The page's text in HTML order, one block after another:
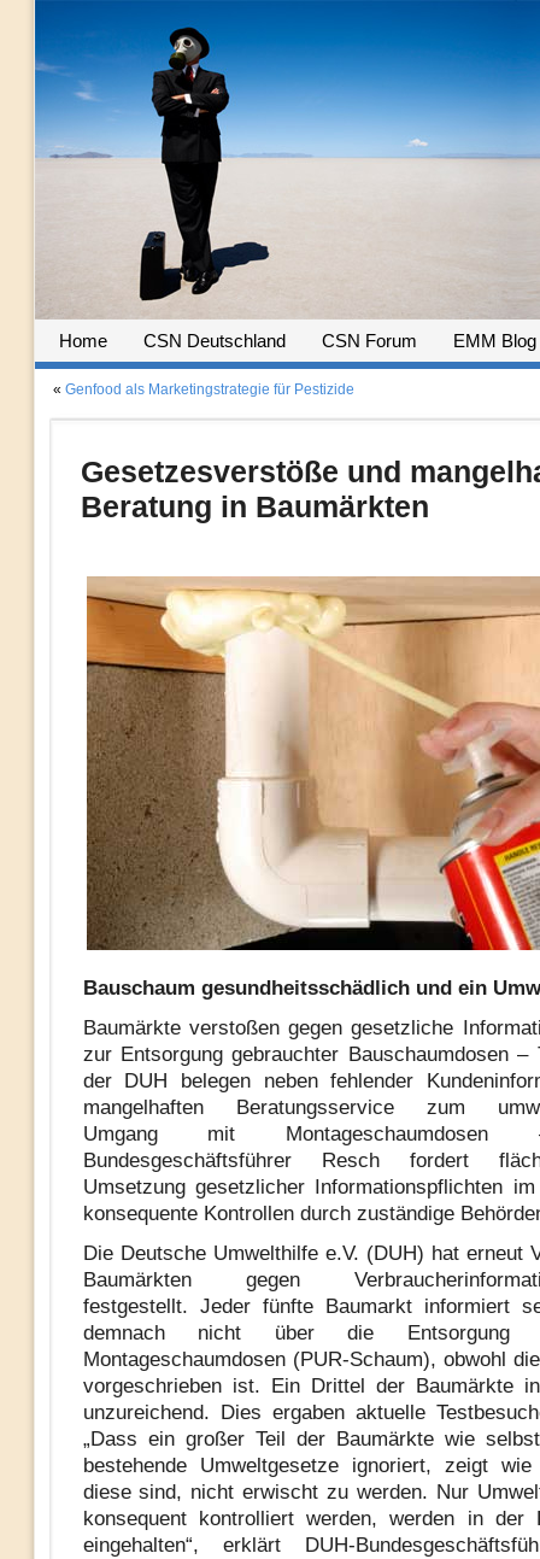
Home CSN Deutschland CSN Forum EMM Blog
« Genfood als Marketingstrategie für Pestizide
Gesetzesverstöße und
Beratung in Baumärkten
Bauschaum gesundheitsschädlich und ein
Baumärkte verstoßen gegen gesetzliche
zur Entsorgung gebrauchter Bauschaumdosen –
der DUH belegen neben fehlender
mangelhaften Beratungsservice zum
Umgang mit
Bundesgeschäftsführer Resch fordert
Umsetzung gesetzlicher Informationspflichten
konsequente Kontrollen durch zuständige
Die Deutsche Umwelthilfe e.V. (DUH) hat erneut
Baumärkten gegen
festgestellt. Jeder fünfte Baumarkt informiert
demnach nicht über die Entsorgung
Montageschaumdosen (PUR-Schaum), obwohl
vorgeschrieben ist. Ein Drittel der Baumärkte
unzureichend. Dies ergaben aktuelle
„Dass ein großer Teil der Baumärkte wie
bestehende Umweltgesetze ignoriert, zeigt
diese sind, nicht erwischt zu werden. Nur
konsequent kontrolliert werden, werden in der
eingehalten“, erklärt DUH-